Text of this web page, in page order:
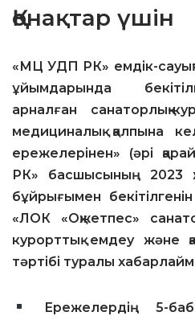
Қонақтар үшін
«МЦ УДП РК» емдік-
ұйымдарында
арналған санаторлық-
медициналық қалпына
ережелерінен» (әрі
РК» басшысының 2023
бұйрығымен
«ЛОК «Оқжетпес»
курорттық емдеу және
тәртібі туралы
Ережелердің 5-